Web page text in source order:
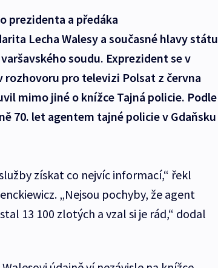
prezidenta a předáka
Lecha Walesy a současné hlavy státu
soudu. Exprezident se v
rozhovoru pro televizi Polsat z června
mimo jiné o knížce Tajná policie. Podle
70. let agentem tajné policie v Gdaňsku
získat co nejvíc informací,“ řekl
„Nejsou pochyby, že agent
13 100 zlotých a vzal si je rád,“ dodal